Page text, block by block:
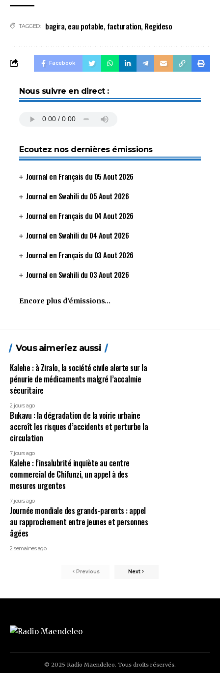
TAGGED: bagira, eau potable, facturation, Regideso
Facebook
Nous suivre en direct :
Ecoutez nos dernières émissions
Journal en Français du 05 Aout 2026
Journal en Swahili du 05 Aout 2026
Journal en Français du 04 Aout 2026
Journal en Swahili du 04 Aout 2026
Journal en Français du 03 Aout 2026
Journal en Swahili du 03 Aout 2026
Encore plus d’émissions…
Vous aimeriez aussi
Kalehe : à Ziralo, la société civile alerte sur la
pénurie de médicaments malgré l’accalmie
sécuritaire
2 jours ago
Bukavu : la dégradation de la voirie urbaine
accroît les risques d’accidents et perturbe la
circulation
7 jours ago
Kalehe : l’insalubrité inquiète au centre
commercial de Chifunzi, un appel à des
mesures urgentes
7 jours ago
Journée mondiale des grands-parents : appel
au rapprochement entre jeunes et personnes
âgées
2 semaines ago
Previous Next
© 2025 Radio Maendeleo. Tous droits réservés.